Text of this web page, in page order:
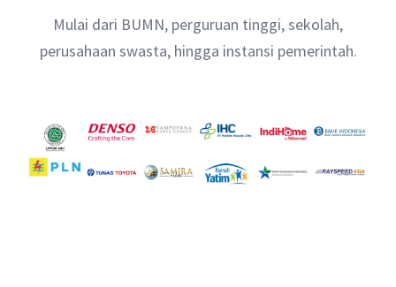
Mulai dari BUMN, perguruan tinggi, sekolah,
perusahaan swasta, hingga instansi pemerintah.